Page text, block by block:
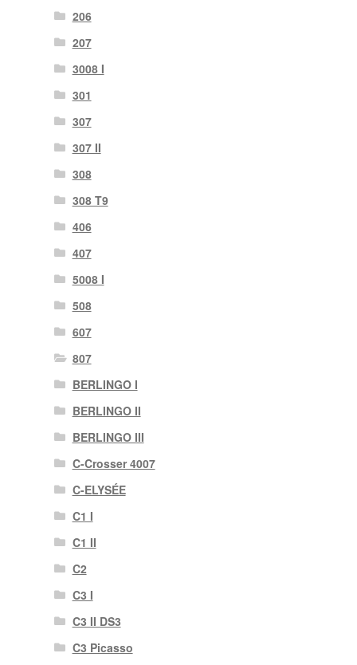
206
207
3008 I
301
307
307 II
308
308 T9
406
407
5008 I
508
607
807
BERLINGO I
BERLINGO II
BERLINGO III
C-Crosser 4007
C-ELYSÉE
C1 I
C1 II
C2
C3 I
C3 II DS3
C3 Picasso